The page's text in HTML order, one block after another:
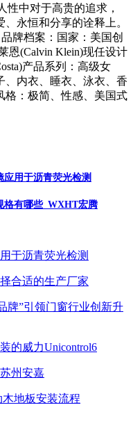
性中对于高贵的追求，
永恒和分享的诠释上。
牌档案：国家：美国创
恩(Calvin Klein)现任设计
产品系列：高级女
、内衣、睡衣、泳衣、香
格：极简、性感、美国式
应用于沥青荧光检测
格有哪些_WXHT宏腾
于沥青荧光检测
合适的生产厂家
牌”引领门窗行业创新升
的威力Unicontrol6
州安嘉
地板安装流程